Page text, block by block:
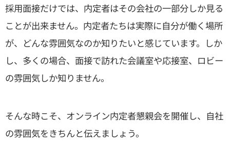
採用面接だけでは、内定者はその会社の一部分しか見る
ことが出来ません。内定者たちは実際に自分が働く場所
が、どんな雰囲気なのか知りたいと感じています。しか
し、多くの場合、面接で訪れた会議室や応接室、ロビー
の雰囲気しか知りません。
そんな時こそ、オンライン内定者懇親会を開催し、自社
の雰囲気をきちんと伝えましょう。